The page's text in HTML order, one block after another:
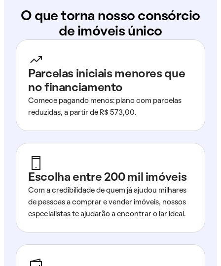
O que torna nosso consórcio
de imóveis único
Parcelas iniciais menores que
no financiamento
Comece pagando menos: plano com parcelas
reduzidas, a partir de R$ 573,00.
Escolha entre 200 mil imóveis
Com a credibilidade de quem já ajudou milhares
de pessoas a comprar e vender imóveis, nossos
especialistas te ajudarão a encontrar o lar ideal.